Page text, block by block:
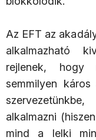
Az EFT az
alkalmazható
rejlenek, hogy
semmilyen
alkalmazni
mind a lelki